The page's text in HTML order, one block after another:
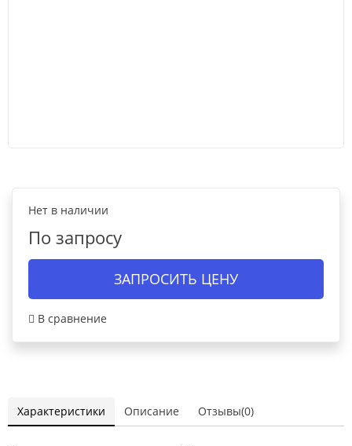
Нет в наличии
По запросу
ЗАПРОСИТЬ ЦЕНУ
В сравнение
Характеристики Описание Отзывы(0)